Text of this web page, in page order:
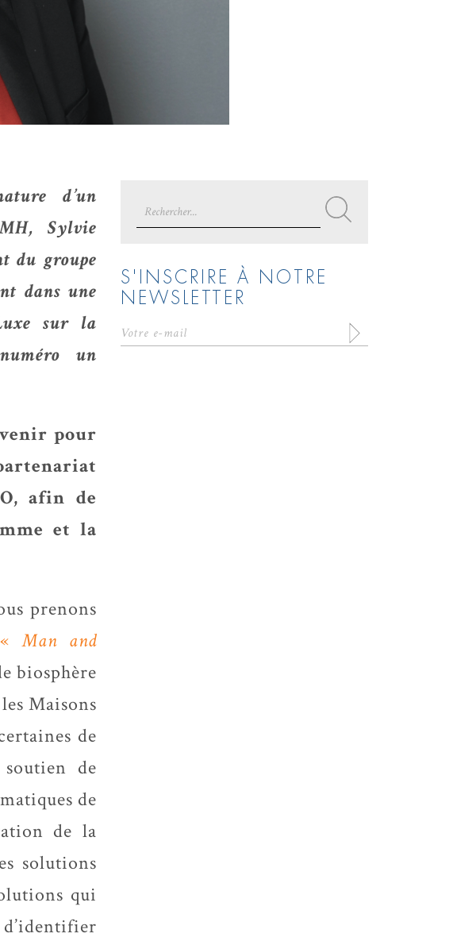
d’un
Sylvie
du groupe
dans une
sur la
un
pour
afin de
et la
prenons
«Man and
biosphère
Maisons
de
de
de
de la
solutions
qui
for:
S'INSCRIRE À NOTRE
NEWSLETTER